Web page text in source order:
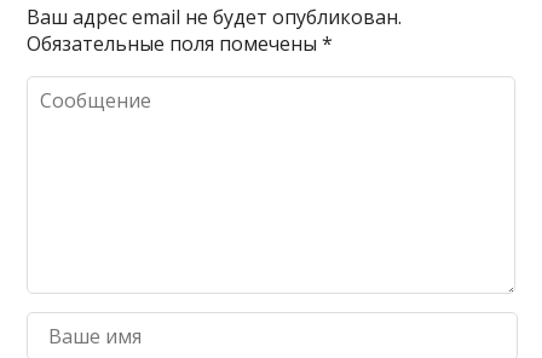
Ваш адрес email не будет опубликован.
Обязательные поля помечены*